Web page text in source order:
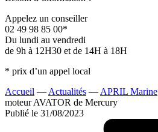
Appelez un conseiller
02 49 98 85 00*
Du lundi au vendredi
de 9h à 12H30 et de 14H à 18H
* prix d’un appel local
Accueil — Actualités — APRIL Marine
moteur AVATOR de Mercury
Publié le 31/08/2023